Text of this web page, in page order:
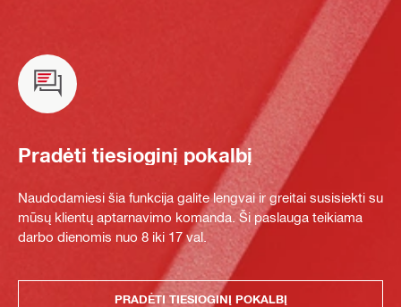
Pradėti tiesioginį pokalbį
Naudodamiesi šia funkcija galite lengvai ir greitai susisiekti su
mūsų klientų aptarnavimo komanda. Ši paslauga teikiama
darbo dienomis nuo 8 iki 17 val.
PRADĖTI TIESIOGINĮ POKALBĮ